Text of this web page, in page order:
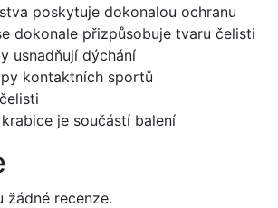
poskytuje dokonalou ochranu
dokonale přizpůsobuje tvaru čelisti
usnadňují dýchání
kontaktních sportů
je součástí balení
žádné recenze.